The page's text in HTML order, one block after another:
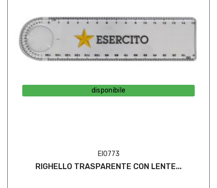
disponibile
EI0773
RIGHELLO TRASPARENTE CON LENTE...